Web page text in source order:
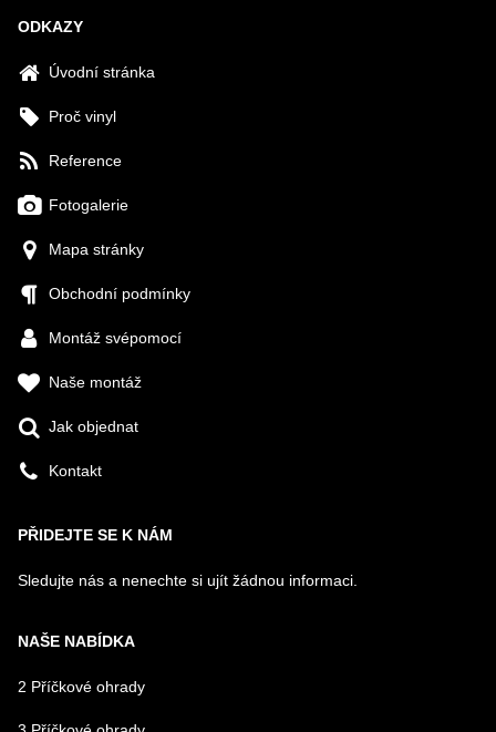
ODKAZY
Úvodní stránka
Proč vinyl
Reference
Fotogalerie
Mapa stránky
Obchodní podmínky
Montáž svépomocí
Naše montáž
Jak objednat
Kontakt
PŘIDEJTE SE K NÁM
Sledujte nás a nenechte si ujít žádnou informaci.
NAŠE NABÍDKA
2 Příčkové ohrady